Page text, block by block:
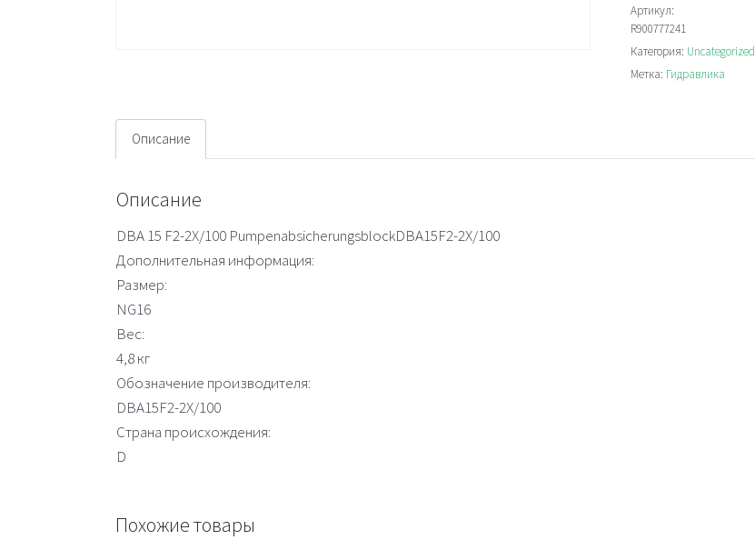
2X/100
Модуль
защиты
насоса
Артикул:
R900777241
Категория: Uncategorized
Метка: Гидравлика
Описание
Описание
DBA 15 F2-2X/100 PumpenabsicherungsblockDBA15F2-2X/100
Дополнительная информация:
Размер:
NG16
Вес:
4,8 кг
Обозначение производителя:
DBA15F2-2X/100
Страна происхождения:
D
Похожие товары